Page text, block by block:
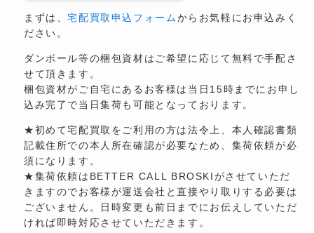
まずは、宅配買取申込フォームからお気軽にお申込みく
ださい。
ダンボール等の梱包資材はご希望に応じて無料で手配さ
せて頂きます。
梱包資材がご自宅にあるお客様は当日15時までにお申し
込み完了で当日集荷も可能となっております。
★初めて宅配買取をご利用の方は法令上、本人確認書類
記載住所での本人所在確認が必要なため、集荷依頼が必
須になります。
★集荷依頼はBETTER CALL BROSKIがさせていただ
きますのでお客様が運送会社と直接やり取りする必要は
ございません。日時変更も前日までにお伝えしていただ
ければ即時対応させていただきます。